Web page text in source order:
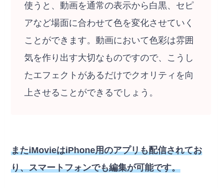
使うと、動画を通常の表示から白黒、セピ
アなど場面に合わせて色を変化させていく
ことができます。動画において色彩は雰囲
気を作り出す大切なものですので、こうし
たエフェクトがあるだけでクオリティを向
上させることができるでしょう。
またiMovieはiPhone用のアプリも配信されてお
り、スマートフォンでも編集が可能です。